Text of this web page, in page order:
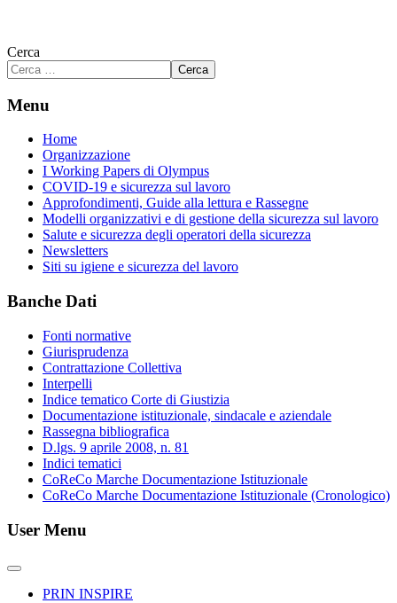
Cerca
Cerca
Menu
Home
Organizzazione
I Working Papers di Olympus
COVID-19 e sicurezza sul lavoro
Approfondimenti, Guide alla lettura e Rassegne
Modelli organizzativi e di gestione della sicurezza sul lavoro
Salute e sicurezza degli operatori della sicurezza
Newsletters
Siti su igiene e sicurezza del lavoro
Banche Dati
Fonti normative
Giurisprudenza
Contrattazione Collettiva
Interpelli
Indice tematico Corte di Giustizia
Documentazione istituzionale, sindacale e aziendale
Rassegna bibliografica
D.lgs. 9 aprile 2008, n. 81
Indici tematici
CoReCo Marche Documentazione Istituzionale
CoReCo Marche Documentazione Istituzionale (Cronologico)
User Menu
PRIN INSPIRE